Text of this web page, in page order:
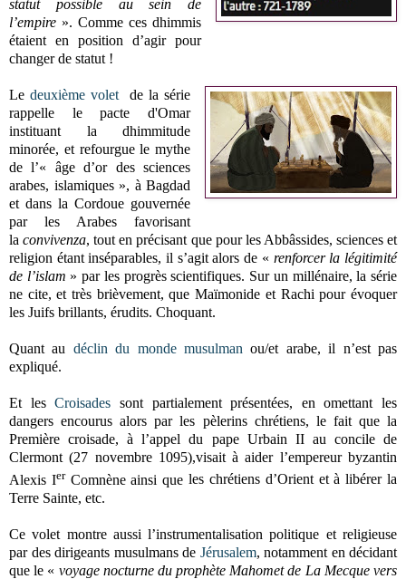
statut possible au sein de
l’empire ». Comme ces dhimmis
étaient en position d’agir pour
changer de statut !
Ledeuxième voletde la série
rappelle le pacte d'Omar
instituant la dhimmitude
minorée, et refourgue le mythe
de l’« âge d’or des sciences
arabes, islamiques », à Bagdad
et dans la Cordoue gouvernée
par les Arabes favorisant
laconvivenza, tout en précisant que pour les Abbâssides, sciences et
religion étant inséparables, il s’agit alors de « renforcer la légitimité
de l’islam » par les progrès scientifiques. Sur un millénaire, la série
ne cite, et très brièvement, que Maïmonide et Rachi pour évoquer
les Juifs brillants, érudits. Choquant.
Quant au déclin du monde musulman ou/et arabe, il n’est pas
expliqué.
Et lesCroisades sont partialement présentées, en omettant les
dangers encourus alors par les pèlerins chrétiens, le fait que la
Première croisade, à l’appel du pape Urbain II au concile de
Clermont (27 novembre 1095),visait à aider l’empereur byzantin
Alexis IerComnène ainsi que les chrétiens d’Orient et à libérer la
Terre Sainte, etc.
Ce volet montre aussi l’instrumentalisation politique et religieuse
par des dirigeants musulmans de Jérusalem, notamment en décidant
que le « voyage nocturne du prophète Mahomet de La Mecque vers